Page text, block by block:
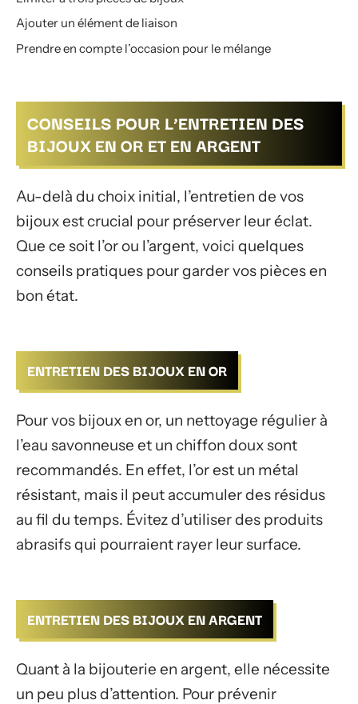
Ajouter un élément de liaison
Prendre en compte l’occasion pour le mélange
CONSEILS POUR L’ENTRETIEN DES
BIJOUX EN OR ET EN ARGENT
Au-delà du choix initial, l’entretien de vos
bijoux est crucial pour préserver leur éclat.
Que ce soit l’or ou l’argent, voici quelques
conseils pratiques pour garder vos pièces en
bon état.
ENTRETIEN DES BIJOUX EN OR
Pour vos bijoux en or, un nettoyage régulier à
l’eau savonneuse et un chiffon doux sont
recommandés. En effet, l’or est un métal
résistant, mais il peut accumuler des résidus
au fil du temps. Évitez d’utiliser des produits
abrasifs qui pourraient rayer leur surface.
ENTRETIEN DES BIJOUX EN ARGENT
Quant à la bijouterie en argent, elle nécessite
un peu plus d’attention. Pour prévenir